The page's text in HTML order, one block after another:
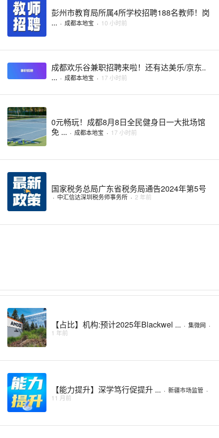
彭州市教育局所属4所学校招聘188名教师！岗
... · 成都本地宝 · 10 小时前
成都欢乐谷兼职招聘来啦！还有达美乐/京东..
... · 成都本地宝 · 17 小时前
0元畅玩！成都8月8日全民健身日一大批场馆
免 ... · 成都本地宝 · 17 小时前
国家税务总局广东省税务局通告2024年第5号
· 中汇信达深圳税务师事务所 · 2 年前
【占比】机构:预计2025年Blackwel ... · 集微网 ·
1 年前
【能力提升】深学笃行促提升 ... · 新疆市场监管 ·
11 月前